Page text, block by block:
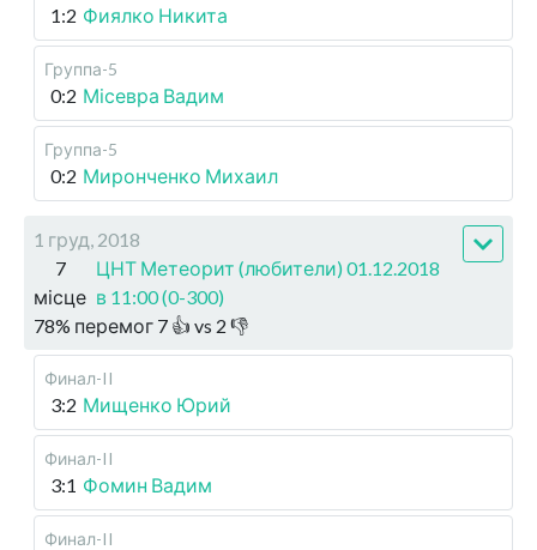
1:2 Фиялко Никита
Группа-5
0:2 Місевра Вадим
Группа-5
0:2 Миронченко Михаил
1 груд, 2018
7
місце
ЦНТ Метеорит (любители) 01.12.2018
в 11:00 (0-300)
78% перемог 7 👍 vs 2 👎
Финал-II
3:2 Мищенко Юрий
Финал-II
3:1 Фомин Вадим
Финал-II